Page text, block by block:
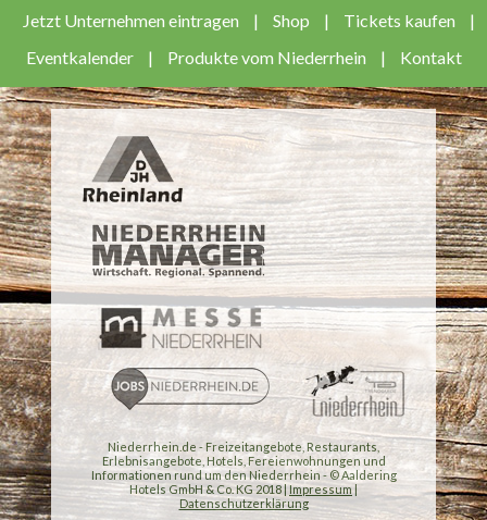
Jetzt Unternehmen eintragen | Shop | Tickets kaufen
|
Eventkalender
| Produkte vom Niederrhein | Kontakt
Niederrhein.de - Freizeitangebote, Restaurants,
Erlebnisangebote, Hotels, Fereienwohnungen und
Informationen rund um den Niederrhein - © Aaldering
Hotels GmbH & Co. KG 2018 |Impressum |
Datenschutzerklärung